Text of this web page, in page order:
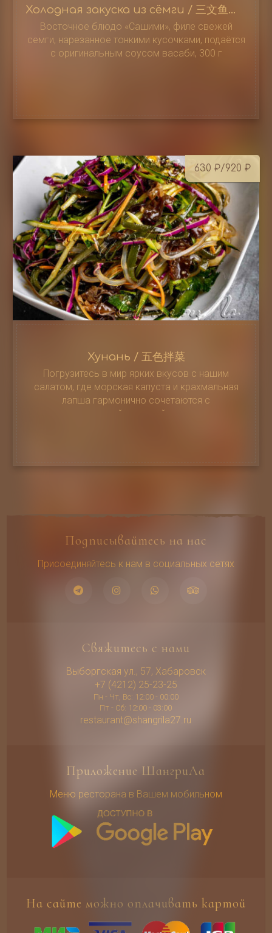
Холодная закуска из сёмги / 三文鱼刺身
Восточное блюдо «Сашими», филе свежей
семги, нарезанное тонкими кусочками, подаётся
с оригинальным соусом васаби, 300 г
630 ₽/920 ₽
Хунань / 五色拌菜
Погрузитесь в мир ярких вкусов с нашим
салатом, где морская капуста и крахмальная
лапша гармонично сочетаются с
краснокочанной капустой и морковью
Подписывайтесь на нас
Присоединяйтесь к нам в социальных сетях
Свяжитесь с нами
Выборгская ул., 57, Хабаровск
+7 (4212) 25-23-25
Пн - Чт, Вс: 12:00 - 00:00
Пт - Сб: 12:00 - 03:00
restaurant@shangrila27.ru
Приложение ШангриЛа
Меню ресторана в Вашем мобильном
На сайте можно оплачивать картой